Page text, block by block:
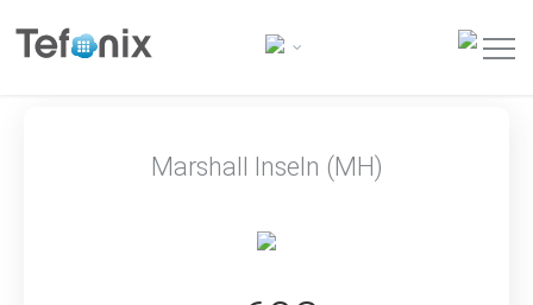
Marshall Inseln (MH)